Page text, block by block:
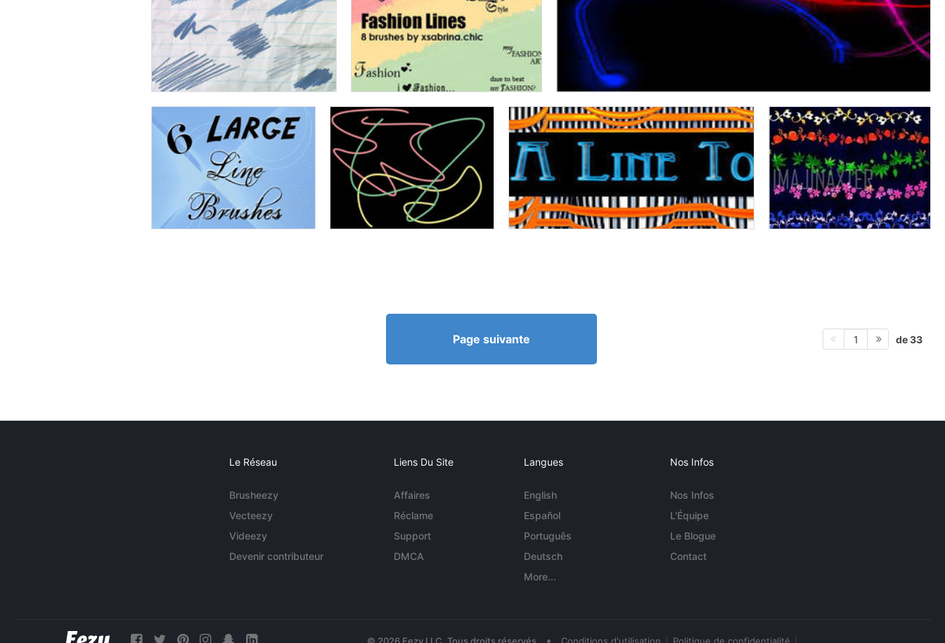
Page suivante 1 de 33
Le Réseau
Brusheezy
Vecteezy
Videezy
Devenir contributeur
Liens Du Site
Affaires
Réclame
Support
DMCA
Langues
English
Español
Português
Deutsch
More...
Nos Infos
Nos Infos
L'Équipe
Le Blogue
Contact
© 2026 Eezy LLC. Tous droits réservés • Conditions d'utilisation Politique de confidentialité